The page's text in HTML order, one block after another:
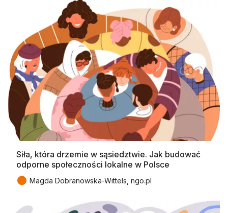
Siła, która drzemie w sąsiedztwie. Jak budować
odporne społeczności lokalne w Polsce
● Magda Dobranowska-Wittels, ngo.pl